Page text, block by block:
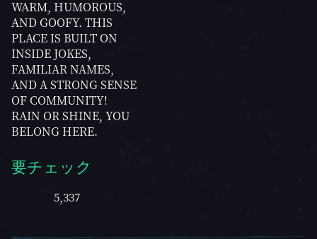
WARM, HUMOROUS,
AND GOOFY. THIS
PLACE IS BUILT ON
INSIDE JOKES,
FAMILIAR NAMES,
AND A STRONG SENSE
OF COMMUNITY!
RAIN OR SHINE, YOU
BELONG HERE.
要チェック
5,337